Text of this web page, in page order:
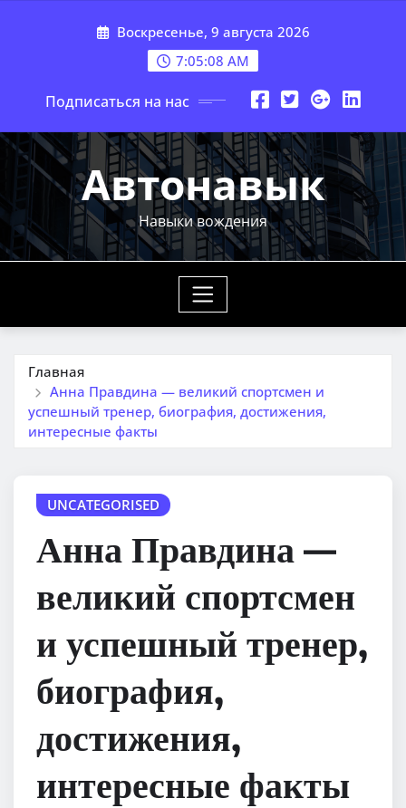
Воскресенье, 9 августа 2026
7:05:09 AM
Подписаться на нас
Автонавык
Навыки вождения
Главная
Анна Правдина — великий спортсмен и
успешный тренер, биография, достижения,
интересные факты
UNCATEGORISED
Анна Правдина —
великий спортсмен
и успешный тренер,
биография,
достижения,
интересные факты